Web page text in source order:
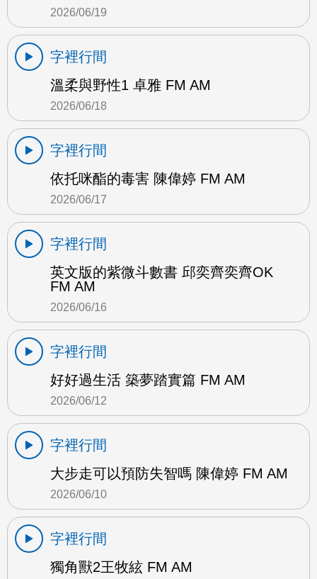
2026/06/19
字裡行間
溫柔與野性1 卓雅 FM AM
2026/06/18
字裡行間
依托咪酯的毒害 陳偉婷 FM AM
2026/06/17
字裡行間
英文版的紫微斗數書 邱奕齊奕齊OK
FM AM
2026/06/16
字裡行間
好好過生活 築夢踏實篇 FM AM
2026/06/12
字裡行間
大步走可以預防失智嗎 陳偉婷 FM AM
2026/06/10
字裡行間
獨角獸2王牧絃 FM AM